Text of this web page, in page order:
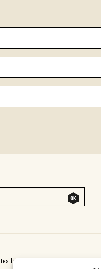
les formes d’apiculture, et